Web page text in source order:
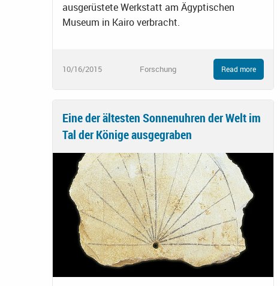
ausgerüstete Werkstatt am Ägyptischen
Museum in Kairo verbracht.
10/16/2015 Forschung Read more
Eine der ältesten Sonnenuhren der Welt im
Tal der Könige ausgegraben